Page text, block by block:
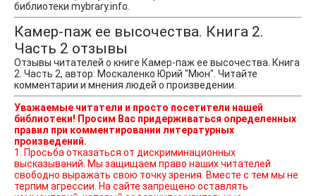
библиотеки mybrary.info.
Камер-паж ее высочества. Книга 2.
Часть 2 отзывы
Отзывы читателей о книге Камер-паж ее высочества. Книга
2. Часть 2, автор: Москаленко Юрий "Мюн". Читайте
комментарии и мнения людей о произведении.
Уважаемые читатели и просто посетители нашей
библиотеки! Просим Вас придерживаться определенных
правил при комментировании литературных
произведений.
1. Просьба отказаться от дискриминационных
высказываний. Мы защищаем право наших читателей
свободно выражать свою точку зрения. Вместе с тем мы не
терпим агрессии. На сайте запрещено оставлять